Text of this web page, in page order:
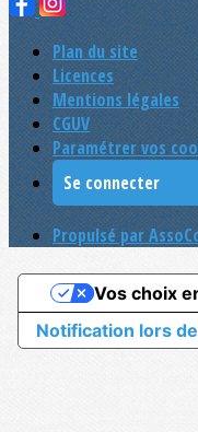
Plan du site
Licences
Mentions légales
CGUV
Paramétrer vos
Se connecter
Propulsé par
Notification lors
Vos choix